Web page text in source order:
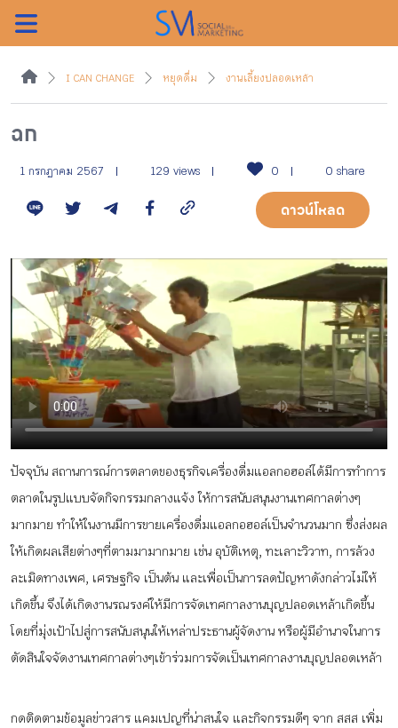
ค้นหา
หน้าแรกแคมเปญ
บทความแคมเปญ
สื่อของแคมเปญ
กิจกรรม
หัวข้อที่เราแนะนำ
เข้าสู่ระบบ/สมัครสมาชิก
I CAN CHANGE หยุดดื่ม งานเลี้ยงปลอดเหล้า
ฉก
1 กรกฎาคม 2567 129 views 0 0 share
ดาวน์โหลด
ปัจจุบัน สถานการณ์การตลาดของธุรกิจเครื่องดื่มแอลกอฮอล์ได้มีการทำการ
ตลาดในรูปแบบจัดกิจกรรมกลางแจ้ง ให้การสนับสนุนงานเทศกาลต่างๆ
มากมาย ทำให้ในงานมีการขายเครื่องดื่มแอลกอฮอล์เป็นจำนวนมาก ซึ่งส่งผล
ให้เกิดผลเสียต่างๆที่ตามมามากมาย เช่น อุบัติเหตุ, ทะเลาะวิวาท, การล้วง
ละเมิดทางเพศ, เศรษฐกิจ เป็นต้น และเพื่อเป็นการลดปัญหาดังกล่าวไม่ให้
เกิดขึ้น จึงได้เกิดงานรณรงค์ให้มีการจัดเทศกาลงานบุญปลอดเหล้าเกิดขึ้น
โดยที่มุ่งเป้าไปสู่การสนับสนุนให้เหล่าประธานผู้จัดงาน หรือผู้มีอำนาจในการ
ตัดสินใจจัดงานเทศกาลต่างๆเข้าร่วมการจัดเป็นเทศกาลงานบุญปลอดเหล้า
กดติดตามข้อมูลข่าวสาร แคมเปญที่น่าสนใจ และกิจกรรมดีๆ จาก สสส เพิ่ม